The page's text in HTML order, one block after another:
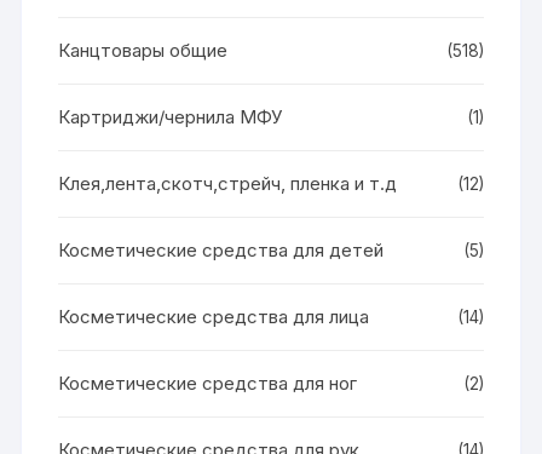
Канцтовары общие (518)
Картриджи/чернила МФУ (1)
Клея,лента,скотч,стрейч, пленка и т.д (12)
Косметические средства для детей (5)
Косметические средства для лица (14)
Косметические средства для ног (2)